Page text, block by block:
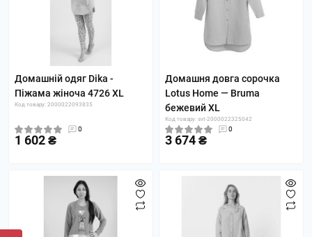
Домашній одяг Dika -
Піжама жіноча 4726 XL
Код товару: 2000022093835
0
1 602 ₴
Домашня довга сорочка
Lotus Home — Bruma
бежевий XL
Код товару: svt-2000022325042
0
3 674 ₴